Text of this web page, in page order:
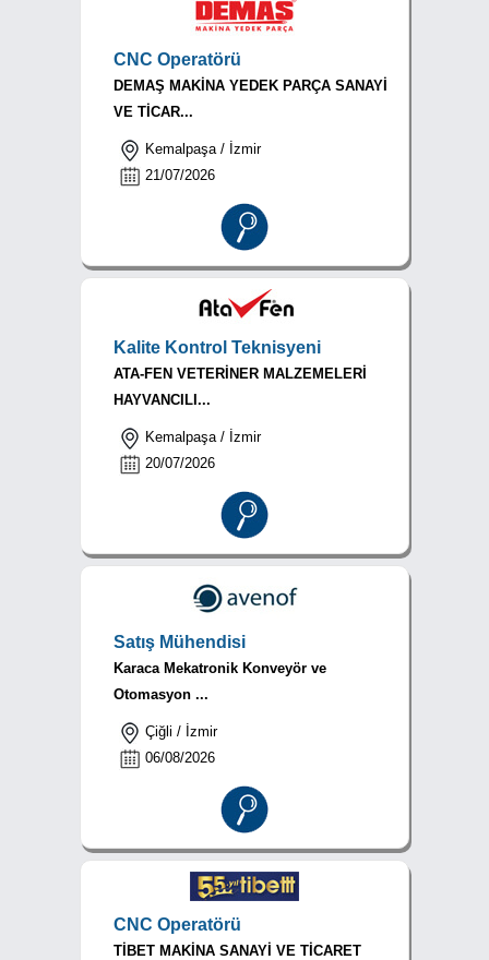
CNC Operatörü
DEMAŞ MAKİNA YEDEK PARÇA SANAYİ
VE TİCAR...
Kemalpaşa / İzmir
21/07/2026
Kalite Kontrol Teknisyeni
ATA-FEN VETERİNER MALZEMELERİ
HAYVANCILI...
Kemalpaşa / İzmir
20/07/2026
Satış Mühendisi
Karaca Mekatronik Konveyör ve
Otomasyon ...
Çiğli / İzmir
06/08/2026
CNC Operatörü
TİBET MAKİNA SANAYİ VE TİCARET